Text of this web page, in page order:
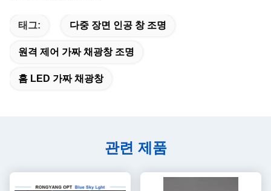
태그: 다중 장면 인공 창 조명
원격 제어 가짜 채광창 조명
홈 LED 가짜 채광창
관련 제품